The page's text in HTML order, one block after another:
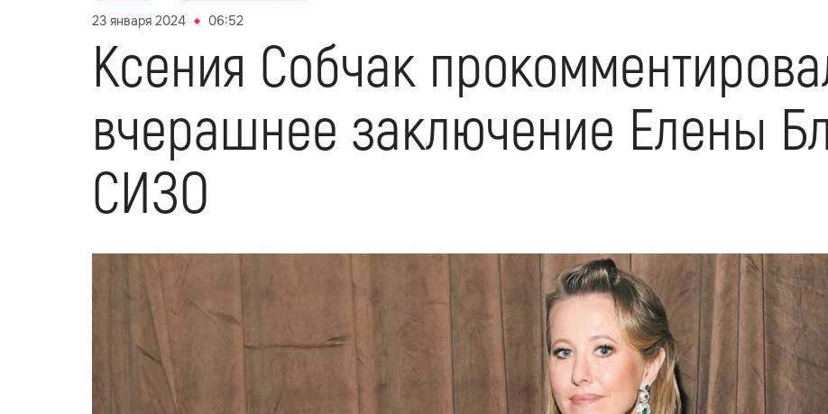
23 января 2024 06:52
Ксения Собчак
вчерашнее заключение Елены
СИЗО